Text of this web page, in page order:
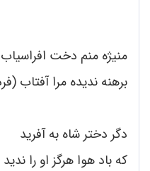
منیژه منم دخت افراسیاب
برهنه ندیده مرا آفتاب (فردوسی،
دگر دختر شاه به آفرید
که باد هوا هرگز او را ندید (فردوسی،